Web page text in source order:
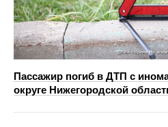
Пассажир погиб в ДТП с
округе Нижегородской